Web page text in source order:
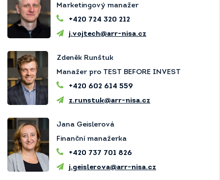
Marketingový manažer
+420 724 320 212
j.vojtech@arr-nisa.cz
Zdeněk Runštuk
Manažer pro TEST BEFORE INVEST
+420 602 614 559
z.runstuk@arr-nisa.cz
Jana Geislerová
Finanční manažerka
+420 737 701 826
j.geislerova@arr-nisa.cz